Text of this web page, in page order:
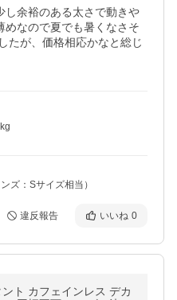
し余裕のある太さで動きや
めなので夏でも暑くなさそ
たが、価格相応かなと総じ
ズ：Sサイズ相当）
違反報告 いいね 0
ト カフェインレス デカ